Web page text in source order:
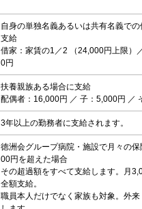
自身の単独名義あるいは共有名義で
支給
借家：家賃の1／2 （24,000円上限）
0円
扶養親族ある場合に支給
配偶者：16,000円 ／ 子：5,000円 ／
3年以上の勤務者に支給されます。
徳洲会グループ病院・施設で月々の
00円を超えた場合
その超過額をすべて支給します。月
全額支給。
職員本人だけでなく家族も対象。外